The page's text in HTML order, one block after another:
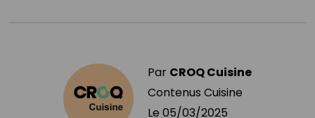
Par CROQ Cuisine
Contenus Cuisine
Le 05/03/2025